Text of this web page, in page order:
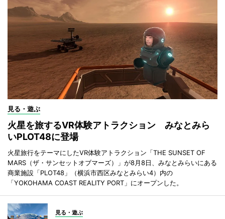
見る・遊ぶ
火星を旅するVR体験アトラクション みなとみら
いPLOT48に登場
火星旅行をテーマにしたVR体験アトラクション「THE SUNSET OF
MARS（ザ・サンセットオブマーズ）」が8月8日、みなとみらいにある
商業施設「PLOT48」（横浜市西区みなとみらい4）内の
「YOKOHAMA COAST REALITY PORT」にオープンした。
見る・遊ぶ